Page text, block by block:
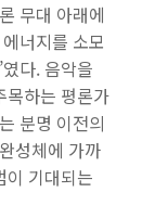
무대 아래에
너지를 소모
다. 음악을
목하는 평론가
분명 이전의
성체에 가까
이 기대되는